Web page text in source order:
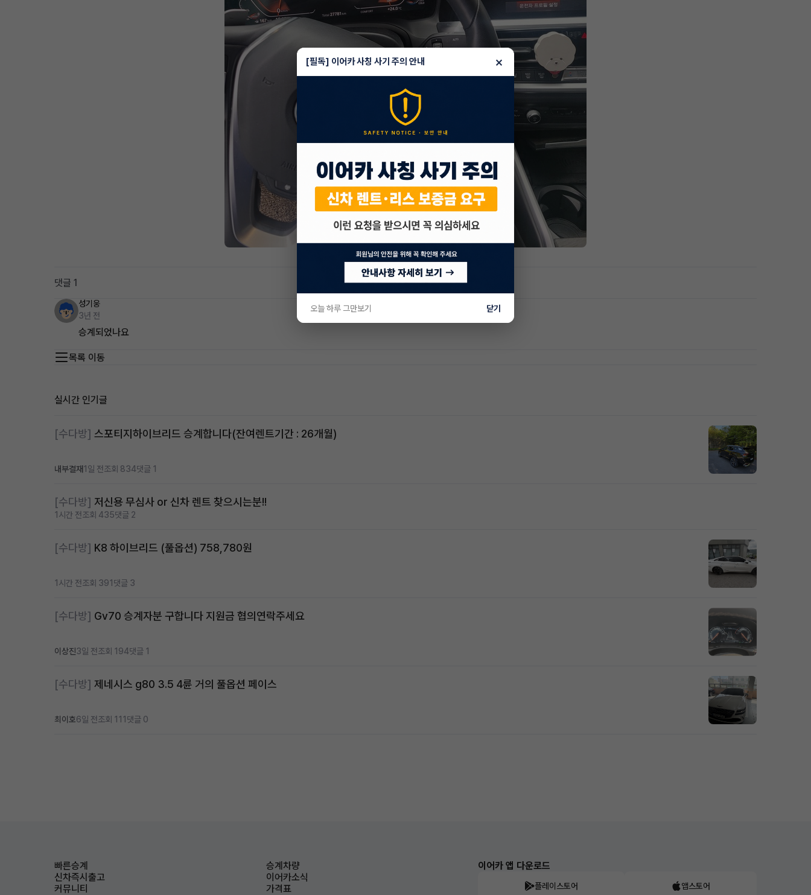
댓글 1
성기웅
3년 전
승계되었나요
목록 이동
실시간 인기글
[수다방] 스포티지하이브리드 승계합니다(잔여렌트기간 : 26개월)
내부결재1일 전조회 834댓글 1
[수다방] 저신용 무심사 or 신차 렌트 찾으시는분!!
1시간 전조회 435댓글 2
[수다방] K8 하이브리드 (풀옵션) 758,780원
1시간 전조회 391 댓글 3
[수다방] Gv70 승계자분 구합니다 지원금 협의연락주세요
이상진3일 전조회 194댓글 1
[수다방] 제네시스 g80 3.5 4륜 거의 풀옵션 페이스
최이호6일 전조회 111 댓글 0
빠른승계
승계차량
신차즉시출고
이어카소식
커뮤니티
가격표
이어카 앱 다운로드
플레이스토어 앱스토어
[필독] 이어카 사칭 사기 주의 안내 ×
오늘 하루 그만보기 닫기